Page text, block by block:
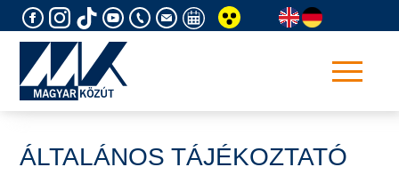
to
ÁLTALÁNOS TÁJÉKOZTATÓ